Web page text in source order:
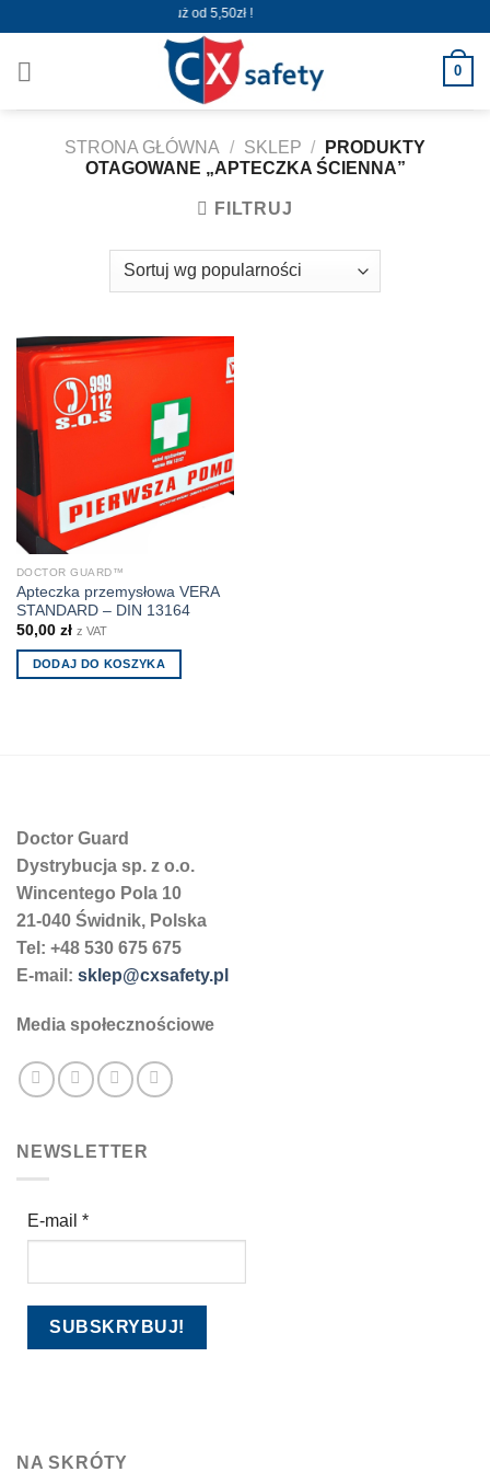
content
Wysyłka już od 5,50zł !
0
STRONA GŁÓWNA / SKLEP /
PRODUKTY
OTAGOWANE „APTECZKA ŚCIENNA”
FILTRUJ
DOCTOR GUARD™
Apteczka przemysłowa VERA
STANDARD – DIN 13164
50,00 zł z VAT
DODAJ DO KOSZYKA
Doctor Guard
Dystrybucja sp. z o.o.
Wincentego Pola 10
21-040 Świdnik, Polska
Tel: +48 530 675 675
E-mail: sklep@cxsafety.pl
Media społecznościowe
NEWSLETTER
E-mail *
NA SKRÓTY